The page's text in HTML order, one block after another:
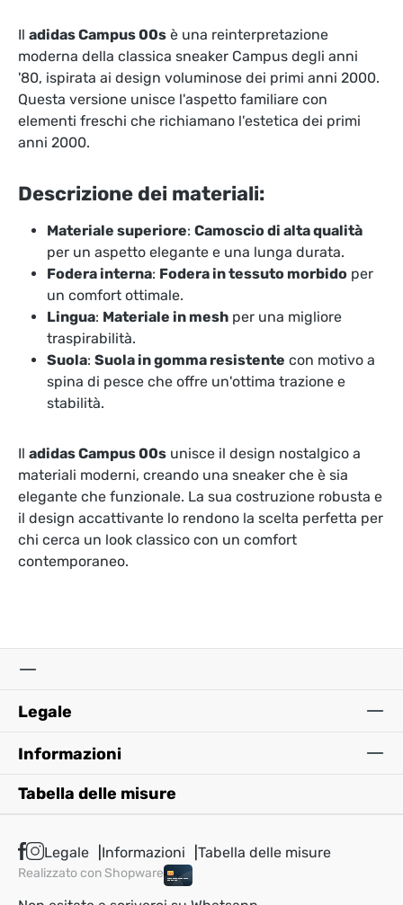
Il adidas Campus 00s è una reinterpretazione
moderna della classica sneaker Campus degli anni
'80, ispirata ai design voluminose dei primi anni 2000.
Questa versione unisce l'aspetto familiare con
elementi freschi che richiamano l'estetica dei primi
anni 2000.
Descrizione dei materiali:
Materiale superiore: Camoscio di alta qualità
per un aspetto elegante e una lunga durata.
Fodera interna: Fodera in tessuto morbido per
un comfort ottimale.
Lingua: Materiale in mesh per una migliore
traspirabilità.
Suola: Suola in gomma resistente con motivo a
spina di pesce che offre un'ottima trazione e
stabilità.
Il adidas Campus 00s unisce il design nostalgico a
materiali moderni, creando una sneaker che è sia
elegante che funzionale. La sua costruzione robusta e
il design accattivante lo rendono la scelta perfetta per
chi cerca un look classico con un comfort
contemporaneo.
Legale
Informazioni
Tabella delle misure
Legale Informazioni Tabella delle misure
Realizzato con Shopware